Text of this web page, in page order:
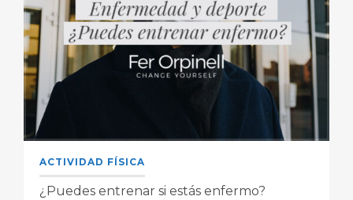
ACTIVIDAD FÍSICA
¿Puedes entrenar si estás enfermo?